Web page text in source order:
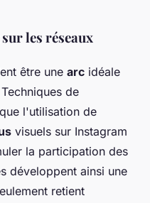
les réseaux
être une arc idéale
de
l'utilisation de
visuels sur Instagram
la participation des
développent ainsi une
retient